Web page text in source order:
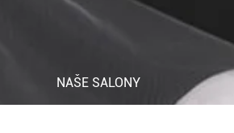
NAŠE SALONY